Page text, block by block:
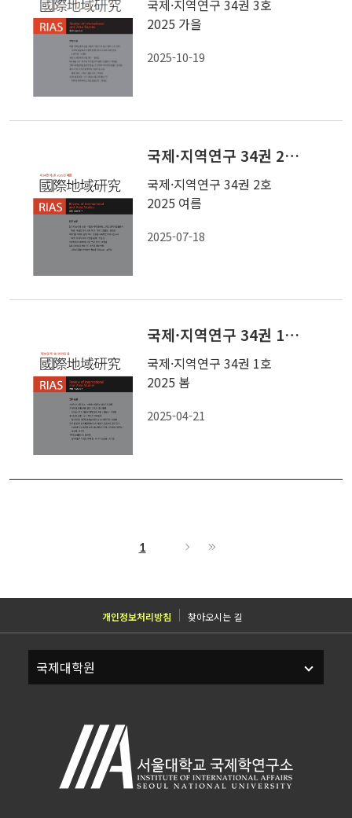
국제·지역연구 34권 3호
2025 가을
2025-10-19
국제·지역연구 34권 2호 2025 여름
국제·지역연구 34권 2호
2025 여름
2025-07-18
국제·지역연구 34권 1호 2025 봄
국제·지역연구 34권 1호
2025 봄
2025-04-21
1
개인정보처리방침 찾아오시는 길